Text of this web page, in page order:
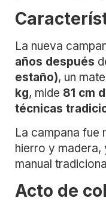
La nueva
años después
estaño), un
kg, mide 81 cm
técnicas
La campana fue
hierro y
manual
Acto de